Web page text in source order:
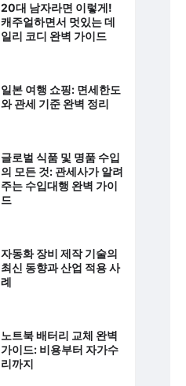
20대 남자라면 이렇게!
캐주얼하면서 멋있는 데
일리 코디 완벽 가이드
일본 여행 쇼핑: 면세한도
와 관세 기준 완벽 정리
글로벌 식품 및 명품 수입
의 모든 것: 관세사가 알려
주는 수입대행 완벽 가이
드
자동화 장비 제작 기술의
최신 동향과 산업 적용 사
례
노트북 배터리 교체 완벽
가이드: 비용부터 자가수
리까지